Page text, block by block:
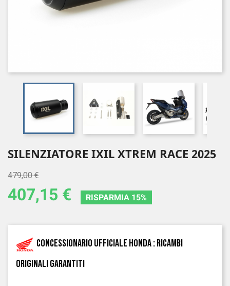
SILENZIATORE IXIL XTREM RACE 2025
479,00 €
407,15 € RISPARMIA 15%
Concessionario ufficiale Honda : ricambi
originali garantiti